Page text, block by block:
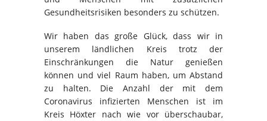
Gesundheitsrisiken besonders zu schützen.
Wir haben das große Glück, dass wir in
unserem ländlichen Kreis trotz der
Einschränkungen die Natur genießen
können und viel Raum haben, um Abstand
zu halten. Die Anzahl der mit dem
Coronavirus infizierten Menschen ist im
Kreis Höxter nach wie vor überschaubar,